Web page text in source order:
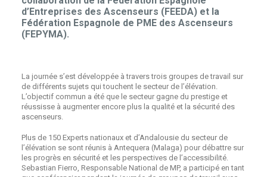
d’Entreprises des Ascenseurs (FEEDA) et la
Fédération Espagnole de PME des Ascenseurs
(FEPYMA).
La journée s’est développée à travers trois groupes de travail sur
de différents sujets qui touchent le secteur de l’élévation.
L’objectif commun a été que le secteur gagne du prestige et
réussisse à augmenter encore plus la qualité et la sécurité des
ascenseurs.
Plus de 150 Experts nationaux et d’Andalousie du secteur de
l’élévation se sont réunis à Antequera (Malaga) pour débattre sur
les progrès en sécurité et les perspectives de l’accessibilité.
Sebastian Fierro, Responsable National de MP, a participé en tant